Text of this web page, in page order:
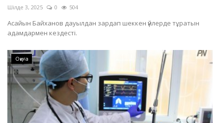
Шілде 3, 2025 0 504
Асайын Байханов дауылдан зардап шеккен үйлерде тұратын
адамдармен кездесті.
Оқиға